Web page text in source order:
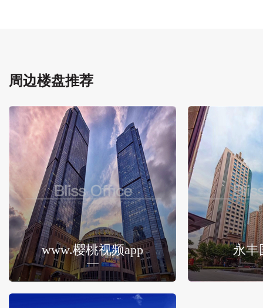
周边楼盘推荐
www.樱桃视频app 永丰